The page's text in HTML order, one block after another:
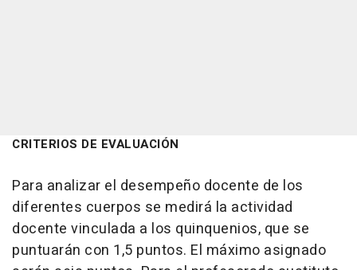
CRITERIOS DE EVALUACIÓN
Para analizar el desempeño docente de los
diferentes cuerpos se medirá la actividad
docente vinculada a los quinquenios, que se
puntuarán con 1,5 puntos. El máximo asignado